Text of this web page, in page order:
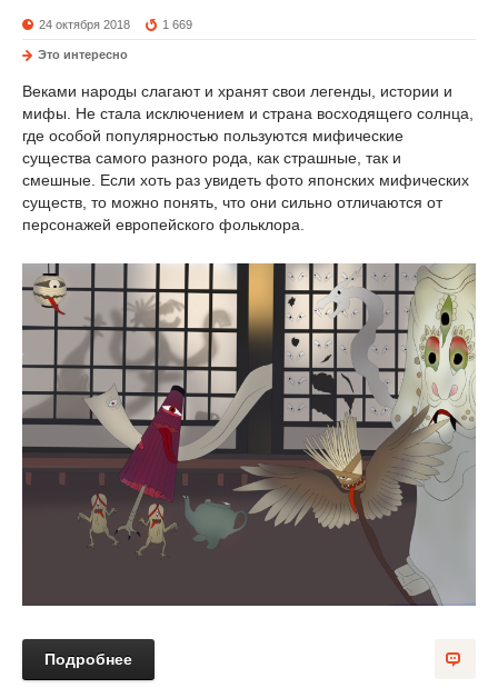
24 октября 2018 1 669
Это интересно
Веками народы слагают и хранят свои легенды, истории и
мифы. Не стала исключением и страна восходящего солнца,
где особой популярностью пользуются мифические
существа самого разного рода, как страшные, так и
смешные. Если хоть раз увидеть фото японских мифических
существ, то можно понять, что они сильно отличаются от
персонажей европейского фольклора.
Подробнее